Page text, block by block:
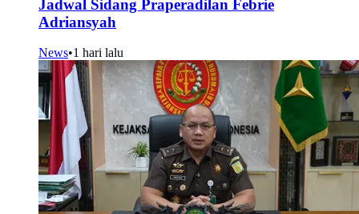
Jadwal Sidang Praperadilan Febrie
Adriansyah
News•1 hari lalu